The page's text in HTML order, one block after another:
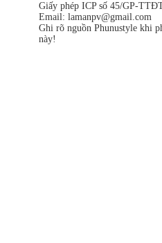
Giấy phép ICP số 45/GP-
Email: lamanpv@gmail.com
Ghi rõ nguồn Phunustyle khi
này!